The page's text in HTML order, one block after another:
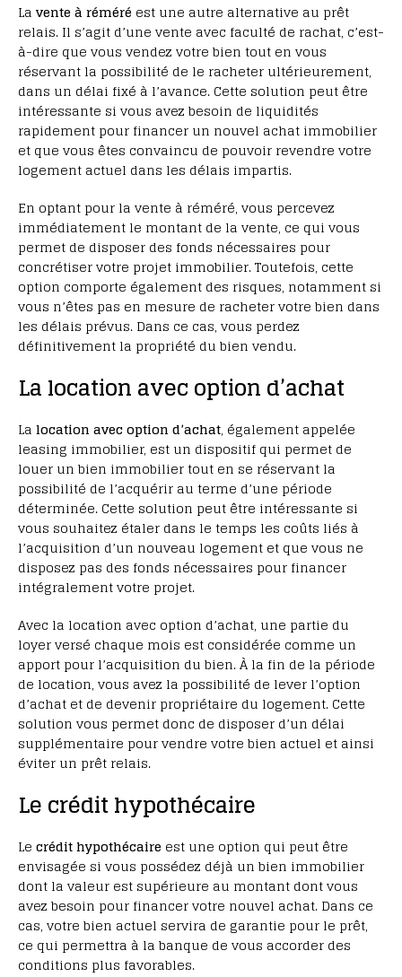
La vente à réméré est une autre alternative au prêt
relais. Il s’agit d’une vente avec faculté de rachat, c’est-
à-dire que vous vendez votre bien tout en vous
réservant la possibilité de le racheter ultérieurement,
dans un délai fixé à l’avance. Cette solution peut être
intéressante si vous avez besoin de liquidités
rapidement pour financer un nouvel achat immobilier
et que vous êtes convaincu de pouvoir revendre votre
logement actuel dans les délais impartis.
En optant pour la vente à réméré, vous percevez
immédiatement le montant de la vente, ce qui vous
permet de disposer des fonds nécessaires pour
concrétiser votre projet immobilier. Toutefois, cette
option comporte également des risques, notamment si
vous n’êtes pas en mesure de racheter votre bien dans
les délais prévus. Dans ce cas, vous perdez
définitivement la propriété du bien vendu.
La location avec option d’achat
La location avec option d’achat, également appelée
leasing immobilier, est un dispositif qui permet de
louer un bien immobilier tout en se réservant la
possibilité de l’acquérir au terme d’une période
déterminée. Cette solution peut être intéressante si
vous souhaitez étaler dans le temps les coûts liés à
l’acquisition d’un nouveau logement et que vous ne
disposez pas des fonds nécessaires pour financer
intégralement votre projet.
Avec la location avec option d’achat, une partie du
loyer versé chaque mois est considérée comme un
apport pour l’acquisition du bien. À la fin de la période
de location, vous avez la possibilité de lever l’option
d’achat et de devenir propriétaire du logement. Cette
solution vous permet donc de disposer d’un délai
supplémentaire pour vendre votre bien actuel et ainsi
éviter un prêt relais.
Le crédit hypothécaire
Le crédit hypothécaire est une option qui peut être
envisagée si vous possédez déjà un bien immobilier
dont la valeur est supérieure au montant dont vous
avez besoin pour financer votre nouvel achat. Dans ce
cas, votre bien actuel servira de garantie pour le prêt,
ce qui permettra à la banque de vous accorder des
conditions plus favorables.